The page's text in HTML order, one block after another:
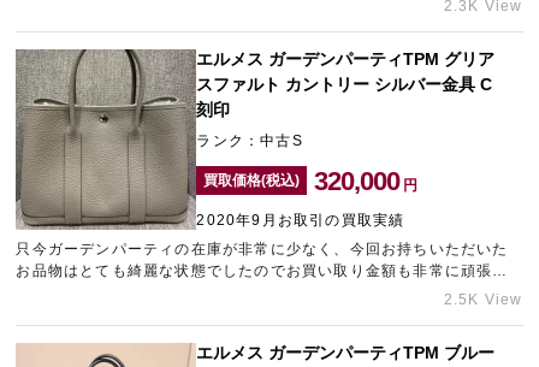
2.3K View
エルメス ガーデンパーティTPM グリア
スファルト カントリー シルバー金具 C
刻印
ランク：中古S
買取価格(税込) 320,000 円
2020年9月お取引の買取実績
只今ガーデンパーティの在庫が非常に少なく、今回お持ちいただいた
お品物はとても綺麗な状態でしたのでお買い取り金額も非常に頑張ら
させていただきました！ご使用になられていないエルメスのお品物が
2.5K View
エルメス ガーデンパーティTPM ブルー